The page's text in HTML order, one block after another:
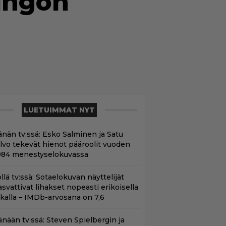
LUETUIMMAT NYT
tv:ssä: Esko Salminen ja Satu
tekevät hienot pääroolit vuoden
menestyselokuvassa
tv:ssä: Sotaelokuvan näyttelijät
lihakset nopeasti erikoisella
– IMDb-arvosana on 7,6
tv:ssä: Steven Spielbergin ja